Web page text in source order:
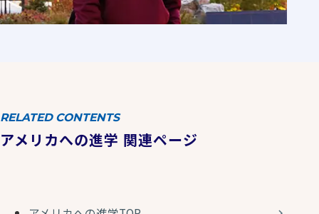
RELATED CONTENTS
アメリカへの進学 関連ページ